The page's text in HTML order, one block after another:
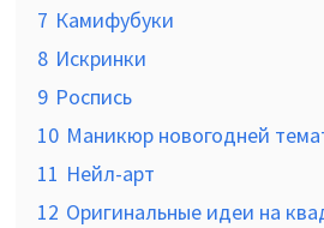
7 Камифубуки
8 Искринки
9 Роспись
10 Маникюр новогодней
11 Нейл-арт
12 Оригинальные идеи на